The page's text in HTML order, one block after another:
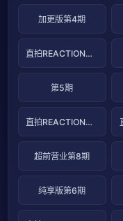
加更版第4期
直拍REACTION第8期
第5期
直拍REACTION第9期
超前营业第8期
纯享版第6期